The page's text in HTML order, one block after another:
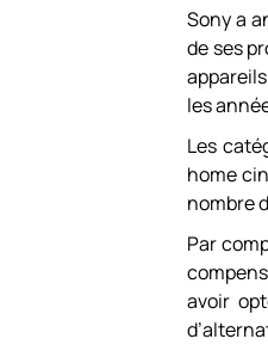
Sony a
de ses
les
Les
home
nombre
Par
avoir